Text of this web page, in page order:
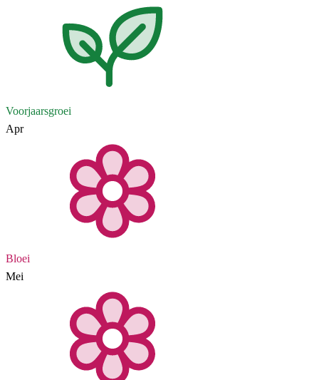
Voorjaarsgroei
Apr
Bloei
Mei